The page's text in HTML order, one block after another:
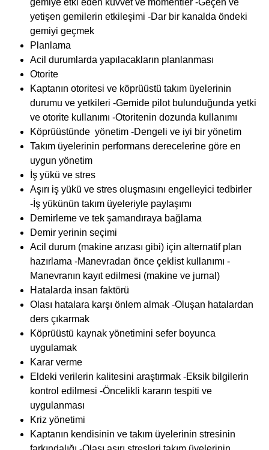
gemiye etki eden kuvvet ve momentler -Geçen ve
yetişen gemilerin etkileşimi -Dar bir kanalda öndeki
gemiyi geçmek
Planlama
Acil durumlarda yapılacakların planlanması
Otorite
Kaptanın otoritesi ve köprüüstü takım üyelerinin
durumu ve yetkileri -Gemide pilot bulunduğunda yetki
ve otorite kullanımı -Otoritenin dozunda kullanımı
Köprüüstünde yönetim -Dengeli ve iyi bir yönetim
Takım üyelerinin performans derecelerine göre en
uygun yönetim
İş yükü ve stres
Aşırı iş yükü ve stres oluşmasını engelleyici tedbirler
-İş yükünün takım üyeleriyle paylaşımı
Demirleme ve tek şamandıraya bağlama
Demir yerinin seçimi
Acil durum (makine arızası gibi) için alternatif plan
hazırlama -Manevradan önce çeklist kullanımı -
Manevranın kayıt edilmesi (makine ve jurnal)
Hatalarda insan faktörü
Olası hatalara karşı önlem almak -Oluşan hatalardan
ders çıkarmak
Köprüüstü kaynak yönetimini sefer boyunca
uygulamak
Karar verme
Eldeki verilerin kalitesini araştırmak -Eksik bilgilerin
kontrol edilmesi -Öncelikli kararın tespiti ve
uygulanması
Kriz yönetimi
Kaptanın kendisinin ve takım üyelerinin stresinin